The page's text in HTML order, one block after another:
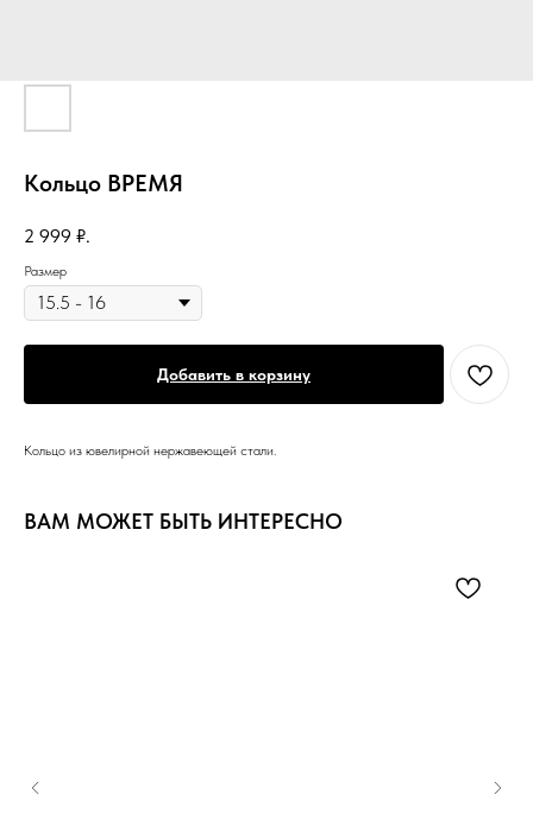
Кольцо ВРЕМЯ
2 999 ₽.
Размер
Добавить в корзину
Кольцо из ювелирной нержавеющей стали.
ВАМ МОЖЕТ БЫТЬ ИНТЕРЕСНО